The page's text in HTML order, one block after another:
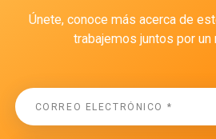
Únete, conoce más acerca de
trabajemos juntos por un